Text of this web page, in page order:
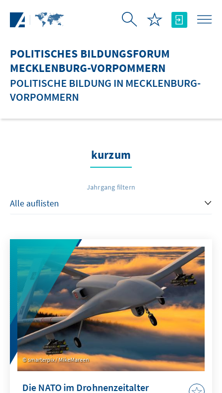
POLITISCHES BILDUNGSFORUM
MECKLENBURG-VORPOMMERN
POLITISCHE BILDUNG IN MECKLENBURG-
VORPOMMERN
kurzum
Jahrgang filtern
smarterpix / MikeMareen
Die NATO im Drohnenzeitalter